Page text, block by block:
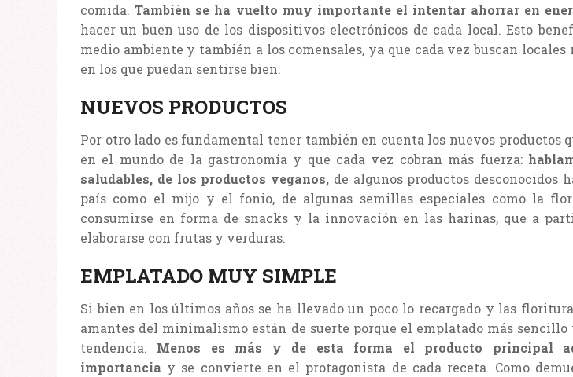
comida.También se ha vuelto muy importante el intentar ahorrar en
hacer un buen uso de los dispositivos electrónicos de cada local. Esto
medio ambiente y también a los comensales, ya que cada vez buscan
en los que puedan sentirse bien.
NUEVOS PRODUCTOS
Por otro lado es fundamental tener también en cuenta los nuevos productos
en el mundo de la gastronomía y que cada vez cobran más fuerza:
saludables, de los productos veganos, de algunos productos desconocidos
país como el mijo y el fonio, de algunas semillas especiales como la
consumirse en forma de snacks y la innovación en las harinas, que a
elaborarse con frutas y verduras.
EMPLATADO MUY SIMPLE
Si bien en los últimos años se ha llevado un poco lo recargado y las
amantes del minimalismo están de suerte porque el emplatado más
tendencia. Menos es más y de esta forma el producto principal
importancia y se convierte en el protagonista de cada receta. Como